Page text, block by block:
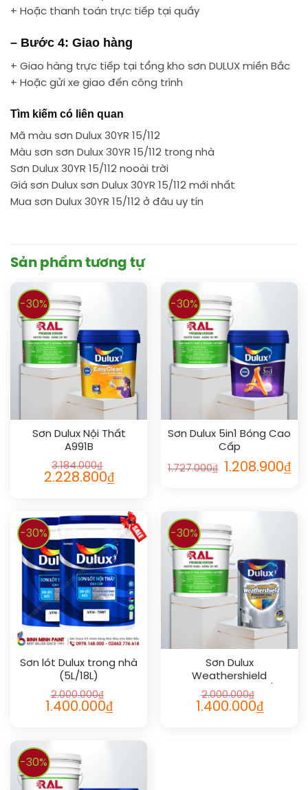
+ Hoặc thanh toán trực tiếp tại quầy
– Bước 4: Giao hàng
+ Giao hàng trực tiếp tại tổng kho sơn DULUX miền Bắc
+ Hoặc gửi xe giao đến công trình
Tìm kiếm có liên quan
Mã màu sơn Dulux 30YR 15/112
Màu sơn sơn Dulux 30YR 15/112 trong nhà
Sơn Dulux 30YR 15/112 nooài trời
Giá sơn Dulux sơn Dulux 30YR 15/112 mới nhất
Mua sơn Dulux 30YR 15/112 ở đâu uy tín
Sản phẩm tương tự
-30%
Sơn Dulux Nội Thất
A991B
3.184.000₫
2.228.800₫
-30%
Sơn Dulux 5in1 Bóng Cao
Cấp
1.727.000₫ 1.208.900₫
-30%
Sơn lót Dulux trong nhà
(5L/18L)
2.000.000₫
1.400.000₫
-30%
Sơn Dulux
Weathershield
Powerflexx Bóng (1L/5L)
2.000.000₫
1.400.000₫
-30%